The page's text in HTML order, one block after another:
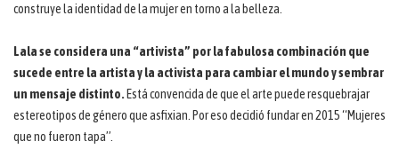
construye la identidad de la mujer en torno a la belleza.
Lala se considera una “artivista” por la fabulosa combinación que
sucede entre la artista y la activista para cambiar el mundo y sembrar
un mensaje distinto. Está convencida de que el arte puede resquebrajar
estereotipos de género que asfixian. Por eso decidió fundar en 2015 “Mujeres
que no fueron tapa”.